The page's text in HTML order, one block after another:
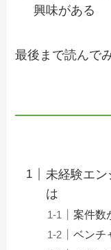
興味がある
最後まで読んで
未経験エン
は
案件数
ベンチ